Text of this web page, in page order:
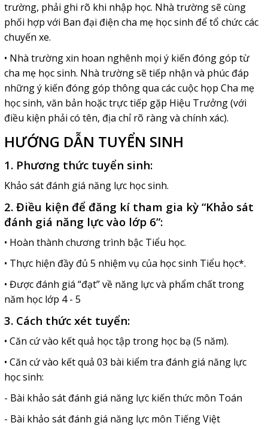
trường, phải ghi rõ khi nhập học. Nhà trường sẽ cùng
phối hợp với Ban đại điện cha mẹ học sinh để tổ chức các
chuyến xe.
• Nhà trường xin hoan nghênh mọi ý kiến đóng góp từ
cha mẹ học sinh. Nhà trường sẽ tiếp nhận và phúc đáp
những ý kiến đóng góp thông qua các cuộc họp Cha mẹ
học sinh, văn bản hoặc trực tiếp gặp Hiệu Trưởng (với
điều kiện phải có tên, địa chỉ rõ ràng và chính xác).
HƯỚNG DẪN TUYỂN SINH
1. Phương thức tuyển sinh:
Khảo sát đánh giá năng lực học sinh.
2. Điều kiện để đăng kí tham gia kỳ “Khảo sát
đánh giá năng lực vào lớp 6”:
• Hoàn thành chương trình bậc Tiểu học.
• Thực hiện đầy đủ 5 nhiệm vụ của học sinh Tiểu học*.
• Được đánh giá “đạt” về năng lực và phẩm chất trong
năm học lớp 4 - 5
3. Cách thức xét tuyển:
• Căn cứ vào kết quả học tập trong học bạ (5 năm).
• Căn cứ vào kết quả 03 bài kiểm tra đánh giá năng lực
học sinh:
- Bài khảo sát đánh giá năng lực kiến thức môn Toán
- Bài khảo sát đánh giá năng lực môn Tiếng Việt